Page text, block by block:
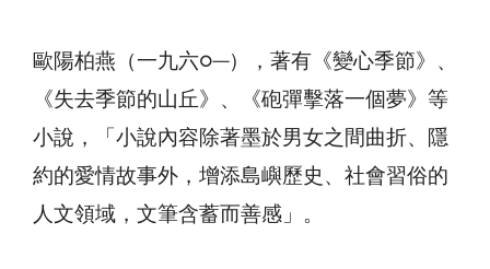
歐陽柏燕（一九六○─），著有《變心季節》、
《失去季節的山丘》、《砲彈擊落一個夢》等
小說，「小說內容除著墨於男女之間曲折、隱
約的愛情故事外，增添島嶼歷史、社會習俗的
人文領域，文筆含蓄而善感」。